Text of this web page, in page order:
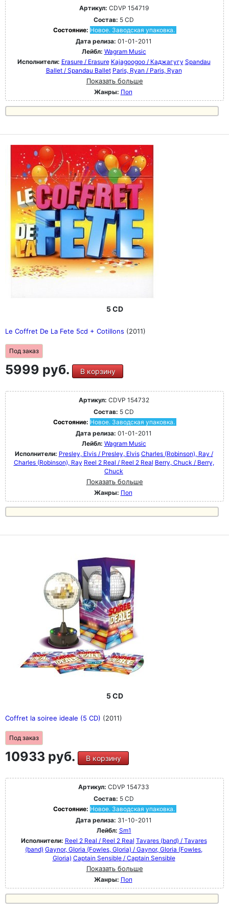
Артикул: CDVP 154719
Состав: 5 CD
Состояние: Новое. Заводская упаковка.
Дата релиза: 01-01-2011
Лейбл: Wagram Music
Исполнители: Erasure / Erasure Kajagoogoo / Каджагугу Spandau
Ballet / Spandau Ballet Paris, Ryan / Paris, Ryan
Показать больше
Жанры: Поп
5 CD
Le Coffret De La Fete 5cd + Cotillons (2011)
Под заказ
5999 руб. В корзину
Артикул: CDVP 154732
Состав: 5 CD
Состояние: Новое. Заводская упаковка.
Дата релиза: 01-01-2011
Лейбл: Wagram Music
Исполнители: Presley, Elvis / Presley, Elvis Charles (Robinson), Ray /
Charles (Robinson), Ray Reel 2 Real / Reel 2 Real Berry, Chuck / Berry,
Chuck
Показать больше
Жанры: Поп
5 CD
Coffret la soiree ideale (5 CD) (2011)
Под заказ
10933 руб. В корзину
Артикул: CDVP 154733
Состав: 5 CD
Состояние: Новое. Заводская упаковка.
Дата релиза: 31-10-2011
Лейбл: Sm1
Исполнители: Reel 2 Real / Reel 2 Real Tavares (band) / Tavares
(band) Gaynor, GIoria (Fowles, Gloria) / Gaynor, GIoria (Fowles,
Gloria) Captain Sensible / Captain Sensible
Показать больше
Жанры: Поп